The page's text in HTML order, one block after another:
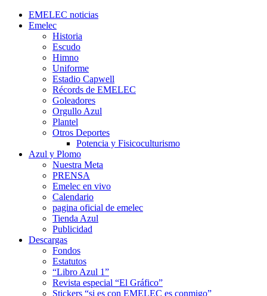
EMELEC noticias
Emelec
Historia
Escudo
Himno
Uniforme
Estadio Capwell
Récords de EMELEC
Goleadores
Orgullo Azul
Plantel
Otros Deportes
Potencia y Fisicoculturismo
Azul y Plomo
Nuestra Meta
PRENSA
Emelec en vivo
Calendario
pagina oficial de emelec
Tienda Azul
Publicidad
Descargas
Fondos
Estatutos
“Libro Azul 1”
Revista especial “El Gráfico”
Stickers “si es con EMELEC es conmigo”